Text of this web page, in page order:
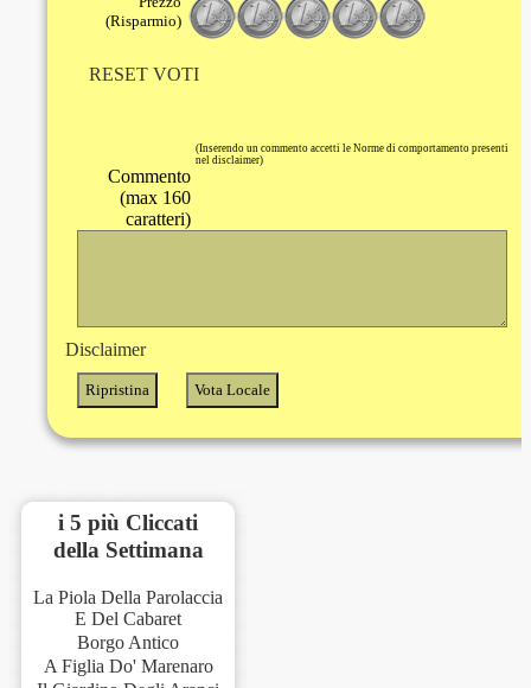
(Risparmio)
RESET VOTI
(Inserendo un commento accetti le Norme di comportamento presenti
nel disclaimer)
Commento
(max 160
caratteri)
Disclaimer
i 5 più Cliccati
della Settimana
La Piola Della Parolaccia
E Del Cabaret
Borgo Antico
A Figlia Do' Marenaro